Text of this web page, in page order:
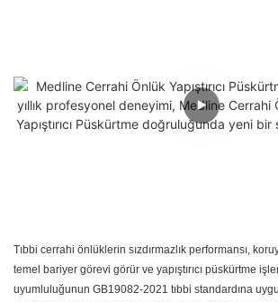
Tıbbi cerrahi önlüklerin sızdırmazlık performansı,
temel bariyer görevi görür ve yapıştırıcı püskürtme
uyumluluğunun GB19082-2021 tıbbi standardına